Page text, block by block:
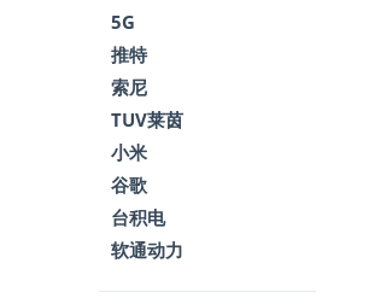
5G
推特
索尼
TUV莱茵
小米
谷歌
台积电
软通动力